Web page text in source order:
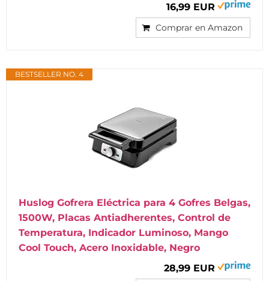
16,99 EUR
Comprar en Amazon
BESTSELLER NO. 4
Huslog Gofrera Eléctrica para 4 Gofres Belgas,
1500W, Placas Antiadherentes, Control de
Temperatura, Indicador Luminoso, Mango
Cool Touch, Acero Inoxidable, Negro
28,99 EUR